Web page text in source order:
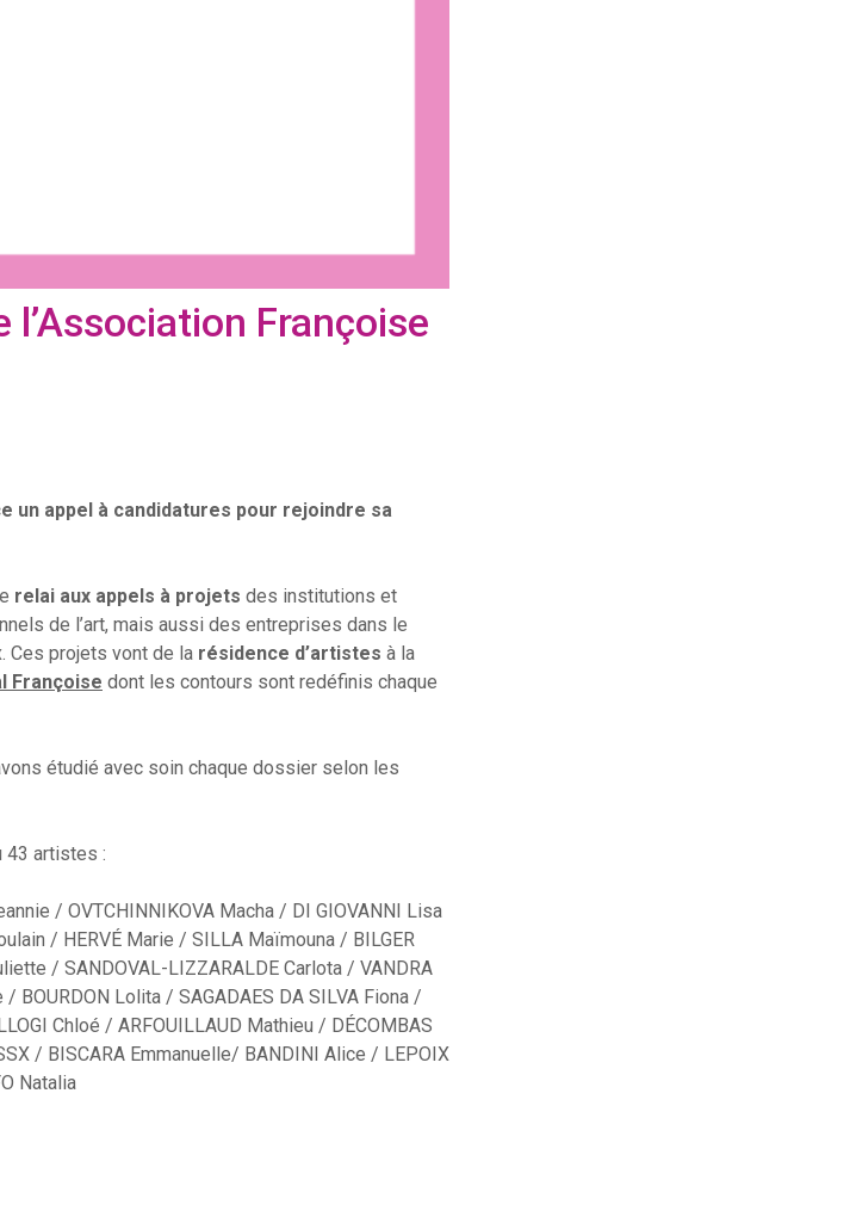
l’Association Françoise
un appel à candidatures pour rejoindre sa
relai aux appels à projets des institutions et
de l’art, mais aussi des entreprises dans le
Ces projets vont de la résidence d’artistes à la
Françoise dont les contours sont redéfinis chaque
étudié avec soin chaque dossier selon les
43 artistes :
/ OVTCHINNIKOVA Macha / DI GIOVANNI Lisa
/ HERVÉ Marie / SILLA Maïmouna / BILGER
/ SANDOVAL-LIZZARALDE Carlota / VANDRA
BOURDON Lolita / SAGADAES DA SILVA Fiona /
Chloé / ARFOUILLAUD Mathieu / DÉCOMBAS
/ BISCARA Emmanuelle/ BANDINI Alice / LEPOIX
Natalia